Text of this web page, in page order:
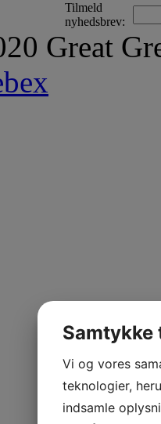
Tilmeld
nyhedsbrev:
Great
Vi og vores
teknologier,
indsamle